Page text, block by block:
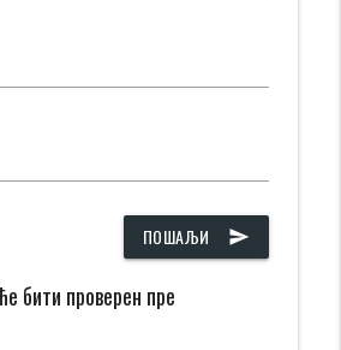
ПОШАЉИ send
бити проверен пре